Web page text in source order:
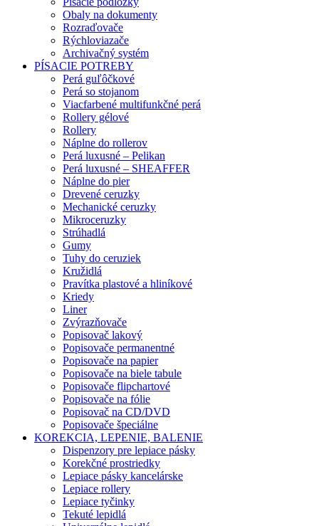
Obaly na dokumenty
Rozraďovače
Rýchloviazače
Archivačný systém
PÍSACIE POTREBY
Perá guľôčkové
Perá so stojanom
Viacfarbené multifunkčné perá
Rollery gélové
Rollery
Náplne do rollerov
Perá luxusné – Pelikan
Perá luxusné – SHEAFFER
Náplne do pier
Drevené ceruzky
Mechanické ceruzky
Mikroceruzky
Strúhadlá
Gumy
Tuhy do ceruziek
Kružidlá
Pravítka plastové a hliníkové
Kriedy
Liner
Zvýrazňovače
Popisovač lakový
Popisovače permanentné
Popisovače na papier
Popisovače na biele tabule
Popisovače flipchartové
Popisovače na fólie
Popisovač na CD/DVD
Popisovače špeciálne
KOREKCIA, LEPENIE, BALENIE
Dispenzory pre lepiace pásky
Korekčné prostriedky
Lepiace pásky kancelárske
Lepiace rollery
Lepiace tyčinky
Tekuté lepidlá